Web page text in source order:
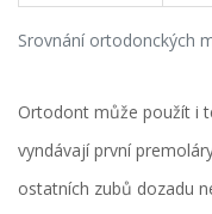
Srovnání ortodonckých
Ortodont může použít i
vyndávají první
ostatních zubů dozadu